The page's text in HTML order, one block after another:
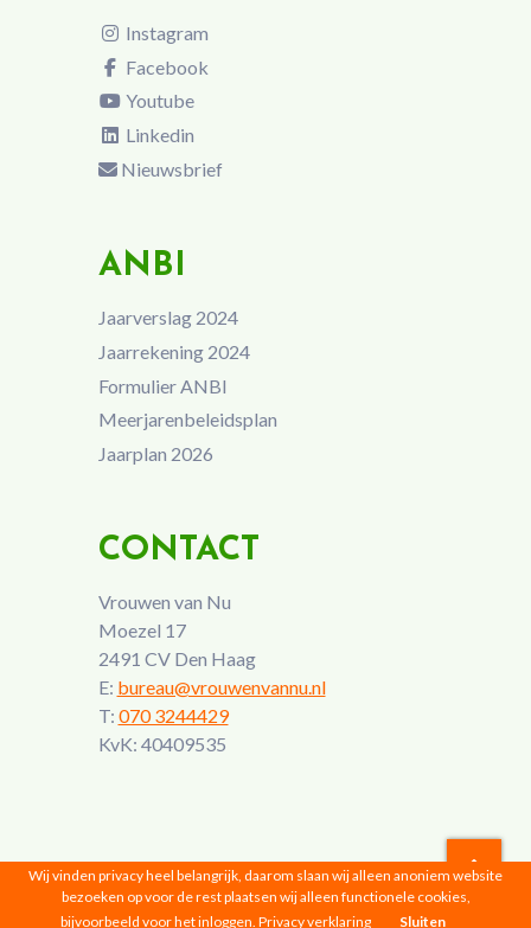
Instagram
Facebook
Youtube
Linkedin
Nieuwsbrief
ANBI
Jaarverslag 2024
Jaarrekening 2024
Formulier ANBI
Meerjarenbeleidsplan
Jaarplan 2026
CONTACT
Vrouwen van Nu
Moezel 17
2491 CV Den Haag
E: bureau@vrouwenvannu.nl
T: 070 3244429
KvK: 40409535
Vrouwen van Nu © 2026 |Privacyverklaring
Wij vinden privacy heel belangrijk, daarom slaan wij alleen anoniem website
bezoeken op voor de rest plaatsen wij alleen functionele cookies,
bijvoorbeeld voor het inloggen. Privacy verklaring Sluiten